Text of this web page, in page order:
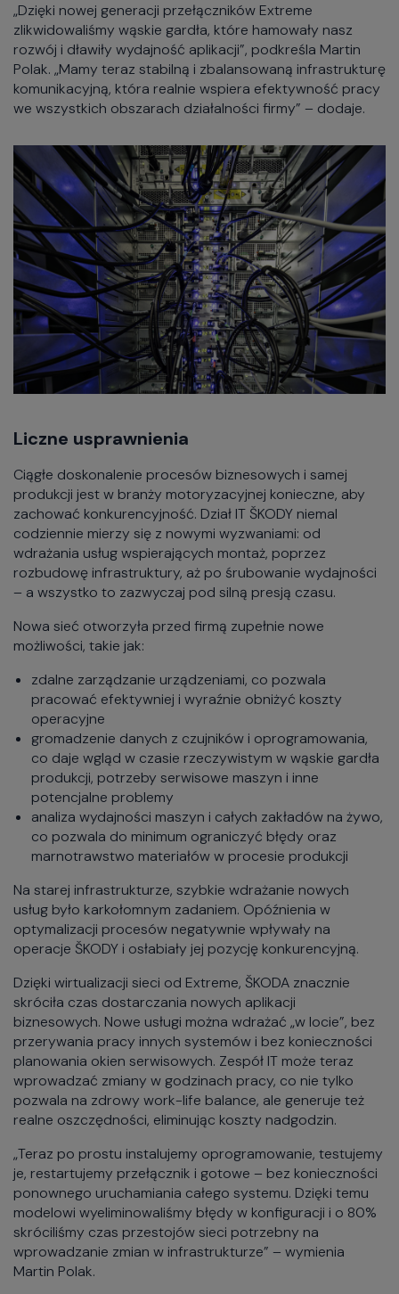
„Dzięki nowej generacji przełączników Extreme
zlikwidowaliśmy wąskie gardła, które hamowały nasz
rozwój i dławiły wydajność aplikacji”, podkreśla Martin
Polak. „Mamy teraz stabilną i zbalansowaną infrastrukturę
komunikacyjną, która realnie wspiera efektywność pracy
we wszystkich obszarach działalności firmy” – dodaje.
Liczne usprawnienia
Ciągłe doskonalenie procesów biznesowych i samej
produkcji jest w branży motoryzacyjnej konieczne, aby
zachować konkurencyjność. Dział IT ŠKODY niemal
codziennie mierzy się z nowymi wyzwaniami: od
wdrażania usług wspierających montaż, poprzez
rozbudowę infrastruktury, aż po śrubowanie wydajności
– a wszystko to zazwyczaj pod silną presją czasu.
Nowa sieć otworzyła przed firmą zupełnie nowe
możliwości, takie jak:
zdalne zarządzanie urządzeniami, co pozwala
pracować efektywniej i wyraźnie obniżyć koszty
operacyjne
gromadzenie danych z czujników i oprogramowania,
co daje wgląd w czasie rzeczywistym w wąskie gardła
produkcji, potrzeby serwisowe maszyn i inne
potencjalne problemy
analiza wydajności maszyn i całych zakładów na żywo,
co pozwala do minimum ograniczyć błędy oraz
marnotrawstwo materiałów w procesie produkcji
Na starej infrastrukturze, szybkie wdrażanie nowych
usług było karkołomnym zadaniem. Opóźnienia w
optymalizacji procesów negatywnie wpływały na
operacje ŠKODY i osłabiały jej pozycję konkurencyjną.
Dzięki wirtualizacji sieci od Extreme, ŠKODA znacznie
skróciła czas dostarczania nowych aplikacji
biznesowych. Nowe usługi można wdrażać „w locie”, bez
przerywania pracy innych systemów i bez konieczności
planowania okien serwisowych. Zespół IT może teraz
wprowadzać zmiany w godzinach pracy, co nie tylko
pozwala na zdrowy work-life balance, ale generuje też
realne oszczędności, eliminując koszty nadgodzin.
„Teraz po prostu instalujemy oprogramowanie, testujemy
je, restartujemy przełącznik i gotowe – bez konieczności
ponownego uruchamiania całego systemu. Dzięki temu
modelowi wyeliminowaliśmy błędy w konfiguracji i o 80%
skróciliśmy czas przestojów sieci potrzebny na
wprowadzanie zmian w infrastrukturze” – wymienia
Martin Polak.